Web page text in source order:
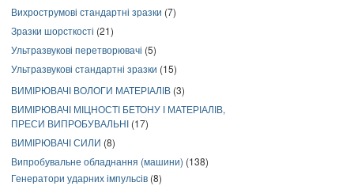
Вихрострумові стандартні зразки (7)
Зразки шорсткості (21)
Ультразвукові перетворювачі (5)
Ультразвукові стандартні зразки (15)
ВИМІРЮВАЧІ ВОЛОГИ МАТЕРІАЛІВ (3)
ВИМІРЮВАЧІ МІЦНОСТІ БЕТОНУ І МАТЕРІАЛІВ,
ПРЕСИ ВИПРОБУВАЛЬНІ (17)
ВИМІРЮВАЧІ СИЛИ (8)
Випробувальне обладнання (машини) (138)
Генератори ударних імпульсів (8)